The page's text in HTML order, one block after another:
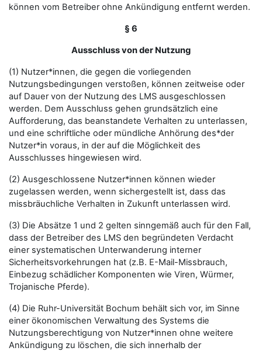
können vom Betreiber ohne Ankündigung entfernt werden.
§ 6
Ausschluss von der Nutzung
(1) Nutzer*innen, die gegen die vorliegenden
Nutzungsbedingungen verstoßen, können zeitweise oder
auf Dauer von der Nutzung des LMS ausgeschlossen
werden. Dem Ausschluss gehen grundsätzlich eine
Aufforderung, das beanstandete Verhalten zu unterlassen,
und eine schriftliche oder mündliche Anhörung des*der
Nutzer*in voraus, in der auf die Möglichkeit des
Ausschlusses hingewiesen wird.
(2) Ausgeschlossene Nutzer*innen können wieder
zugelassen werden, wenn sichergestellt ist, dass das
missbräuchliche Verhalten in Zukunft unterlassen wird.
(3) Die Absätze 1 und 2 gelten sinngemäß auch für den Fall,
dass der Betreiber des LMS den begründeten Verdacht
einer systematischen Unterwanderung interner
Sicherheitsvorkehrungen hat (z.B. E-Mail-Missbrauch,
Einbezug schädlicher Komponenten wie Viren, Würmer,
Trojanische Pferde).
(4) Die Ruhr-Universität Bochum behält sich vor, im Sinne
einer ökonomischen Verwaltung des Systems die
Nutzungsberechtigung von Nutzer*innen ohne weitere
Ankündigung zu löschen, die sich innerhalb der